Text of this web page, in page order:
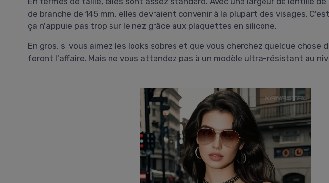
de branche de 145 mm, elles devraient convenir à la plupart des visages.
ça n'appuie pas trop sur le nez grâce aux plaquettes en silicone.
En gros, si vous aimez les looks sobres et que vous cherchez quelque chose
feront l'affaire. Mais ne vous attendez pas à un modèle ultra-résistant au